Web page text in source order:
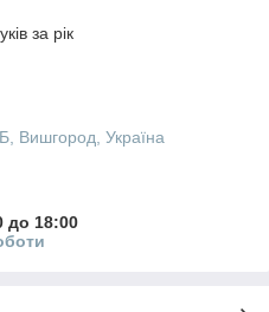
за рік
Вишгород, Україна
до 18:00